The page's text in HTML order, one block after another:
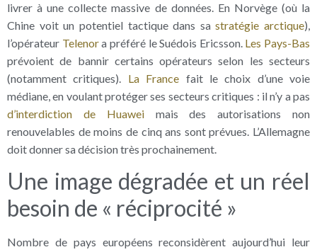
livrer à une collecte massive de données. En Norvège (où la
Chine voit un potentiel tactique dans sastratégie arctique),
l’opérateur Telenora préféré le Suédois Ericsson. Les Pays-Bas
prévoient de bannir certains opérateurs selon les secteurs
(notamment critiques). La France fait le choix d’une voie
médiane, en voulant protéger ses secteurs critiques : il n’y a pas
d’interdiction de Huaweimais des autorisations non
renouvelables de moins de cinq ans sont prévues. L’Allemagne
doit donner sa décision très prochainement.
Une image dégradée et un réel
besoin de « réciprocité »
Nombre de pays européens reconsidèrent aujourd’hui leur